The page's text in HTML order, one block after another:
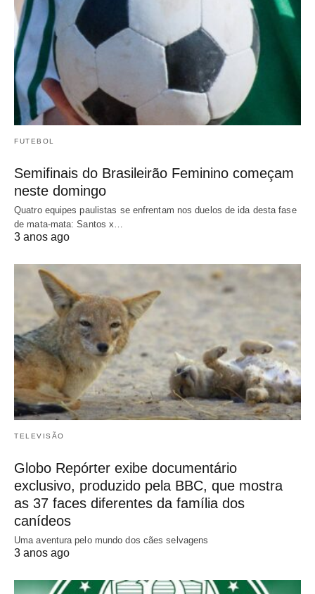
FUTEBOL
Semifinais do Brasileirão Feminino começam
neste domingo
Quatro equipes paulistas se enfrentam nos duelos de ida desta fase
de mata-mata: Santos x…
3 anos ago
TELEVISÃO
Globo Repórter exibe documentário
exclusivo, produzido pela BBC, que mostra
as 37 faces diferentes da família dos
canídeos
Uma aventura pelo mundo dos cães selvagens
3 anos ago